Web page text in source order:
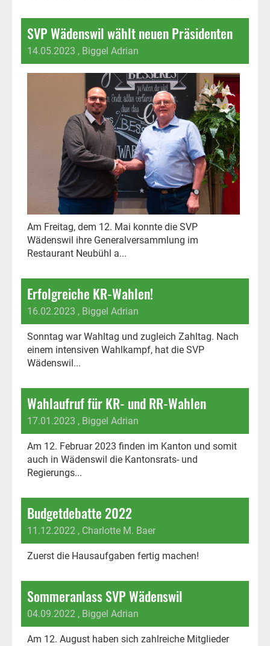
SVP Wädenswil wählt neuen Präsidenten
14.05.2023 , Biggel Adrian
Am Freitag, dem 12. Mai konnte die SVP
Wädenswil ihre Generalversammlung im
Restaurant Neubühl a...
Erfolgreiche KR-Wahlen!
16.02.2023 , Biggel Adrian
Sonntag war Wahltag und zugleich Zahltag. Nach
einem intensiven Wahlkampf, hat die SVP
Wädenswil...
Wahlaufruf für KR- und RR-Wahlen
17.01.2023 , Biggel Adrian
Am 12. Februar 2023 finden im Kanton und somit
auch in Wädenswil die Kantonsrats- und
Regierungs...
Budgetdebatte 2022
11.12.2022 , Charlotte M. Baer
Zuerst die Hausaufgaben fertig machen!
Sommeranlass SVP Wädenswil
04.09.2022 , Biggel Adrian
Am 12. August haben sich zahlreiche Mitglieder